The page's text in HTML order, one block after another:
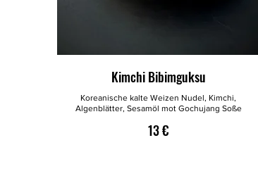
Kimchi Bibimguksu
Koreanische kalte Weizen Nudel, Kimchi,
Algenblätter, Sesamöl mot Gochujang Soße
13 €